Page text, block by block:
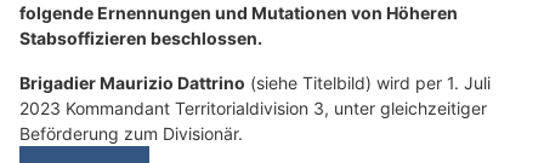
folgende Ernennungen und Mutationen von Höheren
Stabsoffizieren beschlossen.
Brigadier Maurizio Dattrino (siehe Titelbild) wird per 1. Juli
2023 Kommandant Territorialdivision 3, unter gleichzeitiger
Beförderung zum Divisionär.